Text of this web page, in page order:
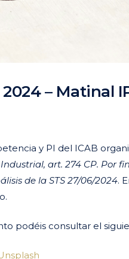
– Matinal
y PI del ICAB
art. 274 CP. Por
de la STS 27/06/2024.
podéis consultar el